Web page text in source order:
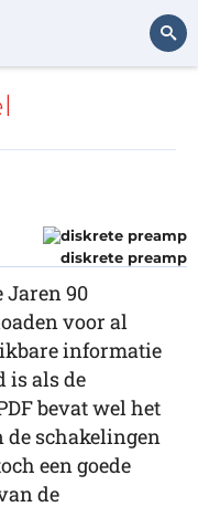
diskrete preamp
90
voor al
informatie
is als de
bevat wel het
schakelingen
een goede
de